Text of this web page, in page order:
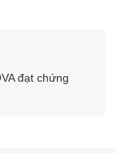
đạt chứng